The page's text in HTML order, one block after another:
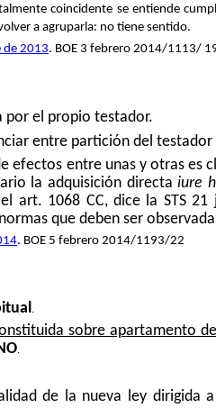
coincidente se entiende
a agruparla: no tiene sentido.
de 2013. BOE 3 febrero 2014/1113/
por el propio testador.
entre partición del
efectos entre unas y otras es
la adquisición directaiure
art. 1068 CC, dice la STS
que deben ser
. BOE 5 febrero 2014/1193/22
.
sobre apartamento
.
de la nueva ley dirigida